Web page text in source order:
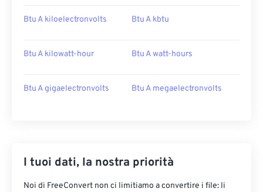
Btu A kiloelectronvolts Btu A kbtu
Btu A kilowatt-hour Btu A watt-hours
Btu A gigaelectronvolts Btu A megaelectronvolts
I tuoi dati, la nostra priorità
Noi di FreeConvert non ci limitiamo a convertire i file: li